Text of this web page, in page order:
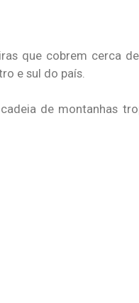
que cobrem cerca
e sul do país.
de montanhas